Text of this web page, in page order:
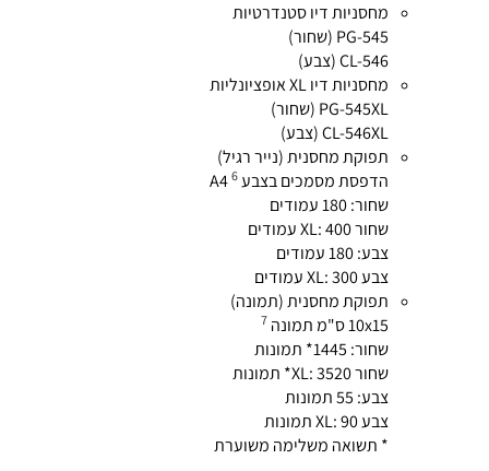
מחסניות דיו סטנדרטיות
PG-545 (שחור)
CL-546 (צבע)
מחסניות דיו XL אופציונליות
PG-545XL (שחור)
CL-546XL (צבע)
תפוקת מחסנית (נייר רגיל)
הדפסת מסמכים בצבע A4 6
שחור: 180 עמודים
שחור XL: 400 עמודים
צבע: 180 עמודים
צבע XL: 300 עמודים
תפוקת מחסנית (תמונה)
10x15 ס"מ תמונה
7
שחור: 1445* תמונות
שחור XL: 3520* תמונות
צבע: 55 תמונות
צבע XL: 90 תמונות
* תשואה משלימה משוערת